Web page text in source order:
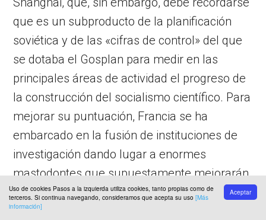
Aceptar
Uso de cookies Pasos a la izquierda utiliza cookies, tanto propias como de
terceros. Si continua navegando, consideramos que acepta su uso [Más
información]
que es un subproducto de la planificación
soviética y de las «cifras de control» del que
se dotaba el Gosplan para medir en las
principales áreas de actividad el progreso de
la construcción del socialismo científico. Para
mejorar su puntuación, Francia se ha
embarcado en la fusión de instituciones de
investigación dando lugar a enormes
mastodontes que supuestamente mejorarán
su lugar en esteranking. No hace falta
mucha experiencia legal para predecir que